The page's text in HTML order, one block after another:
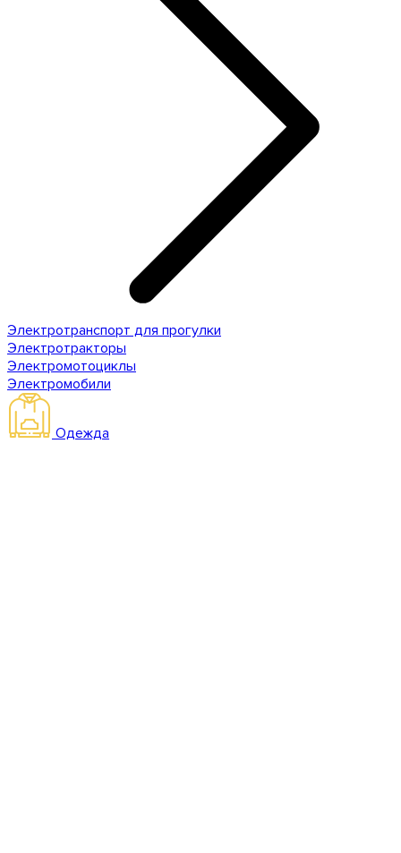
Электротранспорт для прогулки
Электротракторы
Электромотоциклы
Электромобили
Одежда